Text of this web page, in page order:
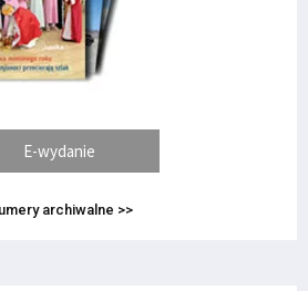
E-wydanie
archiwalne >>